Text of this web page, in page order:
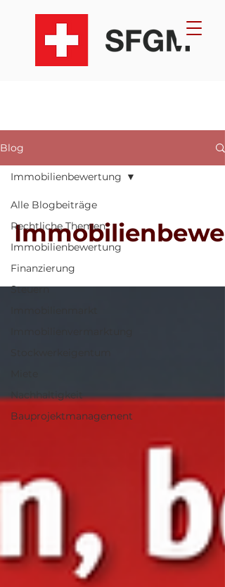
Blog
Alle Blogbeiträge
Rechtliche Themen
Immobilienbewertung
Finanzierung
Steuern
Nachhaltigkeit
Bauprojektmanagement
Immobilienbewertung